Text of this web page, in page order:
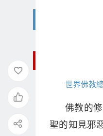
世界佛教
佛教的
聖的知見邪